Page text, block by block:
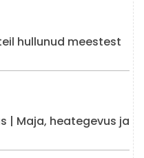
hullunud meestest
| Maja, heategevus ja